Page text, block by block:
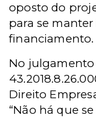
oposto do
para se
financiamento.
No julgamento
Direito
“Não há que